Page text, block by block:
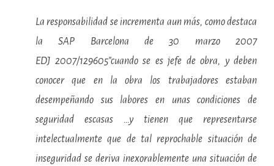
La responsabilidad se incrementa aun más, como destaca
la SAP Barcelona de 30 marzo 2007
EDJ 2007/129605″cuando se es jefe de obra, y deben
conocer que en la obra los trabajadores estaban
desempeñando sus labores en unas condiciones de
seguridad escasas …y tienen que representarse
intelectualmente que de tal reprochable situación de
inseguridad se deriva inexorablemente una situación de